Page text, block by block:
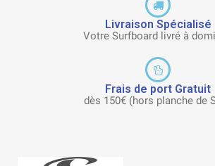
Livraison Spécialisé
Votre Surfboard livré à
Frais de port Gratuit
dès 150€ (hors planche de